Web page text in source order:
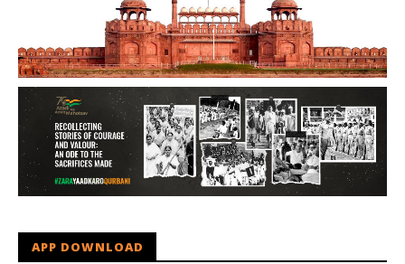
APP DOWNLOAD